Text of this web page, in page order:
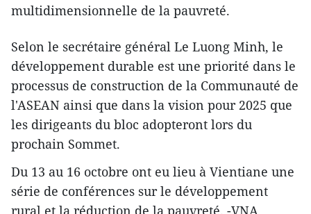
multidimensionnelle de la pauvreté.
Selon le secrétaire général Le Luong Minh, le
développement durable est une priorité dans le
processus de construction de la ​Communauté de
l'ASEAN ainsi que dans la vision pour 2025 que
les dirigeants du bloc adopteront lors du
prochain Sommet.
Du 13 au 16 octobre ont eu lieu à Vientiane une
série de conférences sur le développement
rural et la réduction de la pauvreté. -VNA